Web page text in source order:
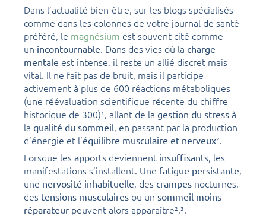
Dans l’actualité bien-être, sur les blogs spécialisés
comme dans les colonnes de votre journal de santé
préféré, le magnésium est souvent cité comme
un incontournable. Dans des vies où la charge
mentale est intense, il reste un allié discret mais
vital. Il ne fait pas de bruit, mais il participe
activement à plus de 600 réactions métaboliques
(une réévaluation scientifique récente du chiffre
historique de 300)¹, allant de la gestion du stress à
la qualité du sommeil, en passant par la production
d’énergie et l’équilibre musculaire et nerveux².
Lorsque les apports deviennent insuffisants, les
manifestations s’installent. Une fatigue persistante,
une nervosité inhabituelle, des crampes nocturnes,
des tensions musculaires ou un sommeil moins
réparateur peuvent alors apparaître²,³.